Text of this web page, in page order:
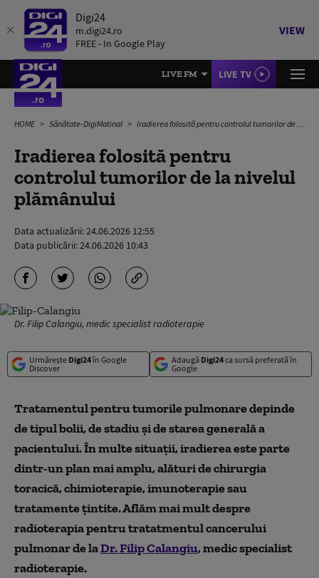
Digi24
m.digi24.ro
FREE - In Google Play
VIEW
LIVE FM LIVE TV
HOME Sănătate-DigiMatinal Iradierea folosită pentru controlul tumorilor de la nivelul plămânului
Iradierea folosită pentru
controlul tumorilor de la nivelul
plămânului
Data actualizării:24.06.2026 12:55
Data publicării:24.06.2026 10:43
Dr. Filip Calangiu, medic specialist radioterapie
Urmărește Digi24în Google
Discover
Adaugă Digi24ca sursă preferată în
Google
Tratamentul pentru tumorile pulmonare depinde
de tipul bolii, de stadiu și de starea generală a
pacientului. În multe situații, iradierea este parte
dintr-un plan mai amplu, alături de chirurgia
toracică, chimioterapie, imunoterapie sau
tratamente țintite. Aflăm mai mult despre
radioterapia pentru tratatmentul cancerului
pulmonar de laDr. Filip Calangiu, medic specialist
radioterapie.